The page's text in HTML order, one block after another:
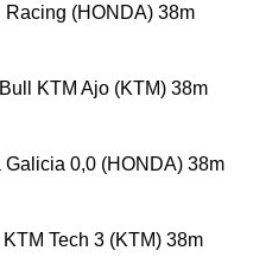
Racing (HONDA) 38m
KTM Ajo (KTM) 38m
Galicia 0,0 (HONDA) 38m
Tech 3 (KTM) 38m